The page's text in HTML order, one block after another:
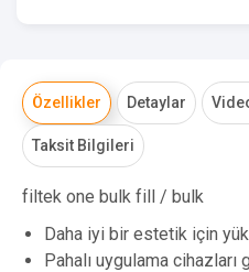
Özellikler Detaylar
Taksit Bilgileri
filtek one bulk fill / bulk
Daha iyi bir estetik için
Pahalı uygulama